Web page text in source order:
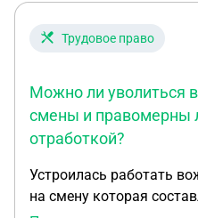
Трудовое право
Можно ли уволиться
смены и правомерны
отработкой?
Устроилась работать
на смену которая составляют 21 рабочий день.